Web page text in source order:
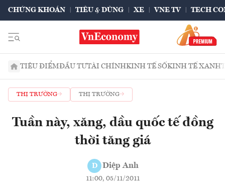
CHỨNG KHOÁN TIÊU & DÙNG XE VNE TV TECH
TIÊU ĐIỂMĐẦU TƯTÀI CHÍNHKINH TẾ SỐKINH TẾ XANH
THỊ TRƯỜNG THỊ TRƯỜNG
Tuần này, xăng, dầu quốc tế đồng
thời tăng giá
D Diệp Anh
11:00, 05/11/2011